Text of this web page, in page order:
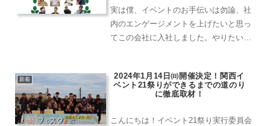
実は僕、イベントのお手伝いは勿論、社
内のエンゲージメントを上げたいと思っ
てこの会社に入社しました。やりたい
度を通して「やりたい（＝夢）」を叶え
るべく、委員長に手を挙げました。この
ド＆エンゲージメント委員会」について
新着
2024年1月14日㈰開催決定！関西イ
ベント21祭りができるまでの道のり
に徹底取材！
こんにちは！イベント21祭り実行委員会